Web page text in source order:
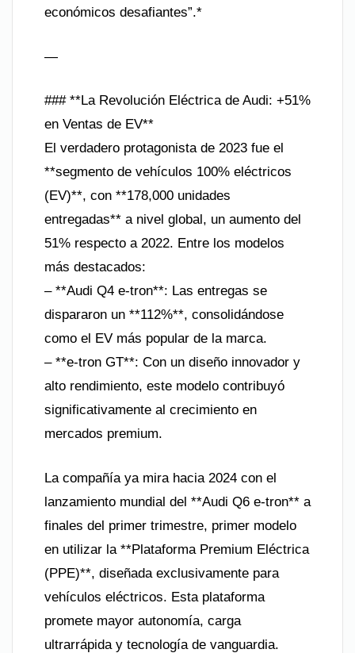
económicos desafiantes”.*
—
### **La Revolución Eléctrica de Audi: +51%
en Ventas de EV**
El verdadero protagonista de 2023 fue el
**segmento de vehículos 100% eléctricos
(EV)**, con **178,000 unidades
entregadas** a nivel global, un aumento del
51% respecto a 2022. Entre los modelos
más destacados:
– **Audi Q4 e-tron**: Las entregas se
dispararon un **112%**, consolidándose
como el EV más popular de la marca.
– **e-tron GT**: Con un diseño innovador y
alto rendimiento, este modelo contribuyó
significativamente al crecimiento en
mercados premium.
La compañía ya mira hacia 2024 con el
lanzamiento mundial del **Audi Q6 e-tron** a
finales del primer trimestre, primer modelo
en utilizar la **Plataforma Premium Eléctrica
(PPE)**, diseñada exclusivamente para
vehículos eléctricos. Esta plataforma
promete mayor autonomía, carga
ultrarrápida y tecnología de vanguardia.